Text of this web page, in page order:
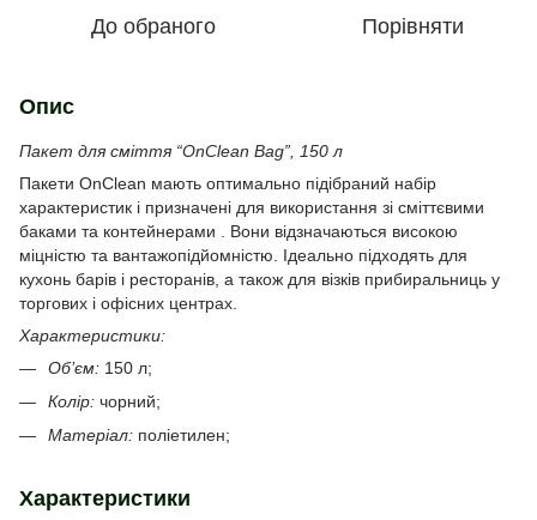
До обраного Порівняти
Опис
Пакет для сміття “OnClean Bag”, 150 л
Пакети OnClean мають оптимально підібраний набір
характеристик і призначені для використання зі сміттєвими
баками та контейнерами . Вони відзначаються високою
міцністю та вантажопідйомністю. Ідеально підходять для
кухонь барів і ресторанів, а також для візків прибиральниць у
торгових і офісних центрах.
Характеристики:
Об’єм: 150 л;
Колір: чорний;
Матеріал: поліетилен;
Характеристики